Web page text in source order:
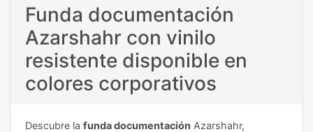
Funda documentación
Azarshahr con vinilo
resistente disponible en
colores corporativos
Descubre la funda documentación Azarshahr,